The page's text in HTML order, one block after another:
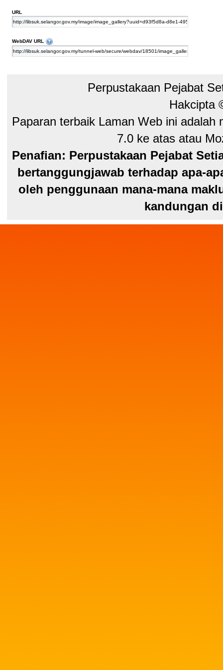
URL
WebDAV URL
Perpustakaan Pejabat
Hakcipta
Paparan terbaik Laman Web ini
7.0 ke atas atau
Penafian: Perpustakaan Pejabat
bertanggungjawab terhadap apa-
oleh penggunaan mana-mana
kandungan